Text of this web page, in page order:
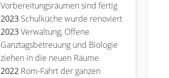
Vorbereitungsräumen sind fertig
2023 Schulküche wurde renoviert
2023Verwaltung, Offene
Ganztagsbetreuung und Biologie
ziehen in die neuen Räume
2022 Rom-Fahrt der ganzen